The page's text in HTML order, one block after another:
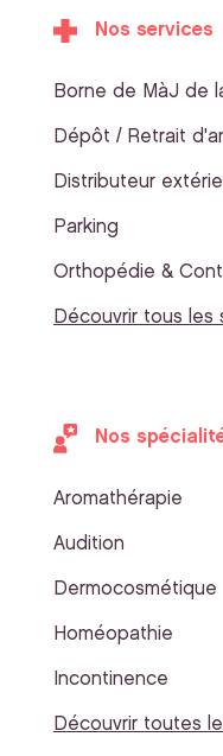
Nos services
Borne de MàJ de
Dépôt / Retrait
Distributeur
Parking
Orthopédie &
Découvrir tous les
Nos
Aromathérapie
Audition
Dermocosmétique
Homéopathie
Incontinence
Découvrir toutes